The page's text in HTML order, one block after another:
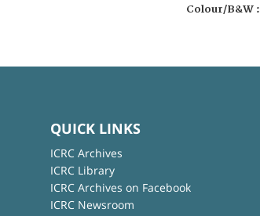
Colour/B&W :
QUICK LINKS
ICRC Archives
ICRC Library
ICRC Archives on Facebook
ICRC Newsroom